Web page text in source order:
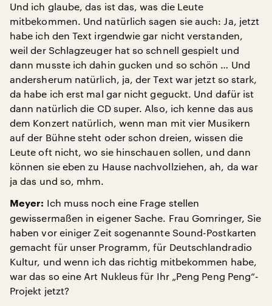
Und ich glaube, das ist das, was die Leute
mitbekommen. Und natürlich sagen sie auch: Ja, jetzt
habe ich den Text irgendwie gar nicht verstanden,
weil der Schlagzeuger hat so schnell gespielt und
dann musste ich dahin gucken und so schön … Und
andersherum natürlich, ja, der Text war jetzt so stark,
da habe ich erst mal gar nicht geguckt. Und dafür ist
dann natürlich die CD super. Also, ich kenne das aus
dem Konzert natürlich, wenn man mit vier Musikern
auf der Bühne steht oder schon dreien, wissen die
Leute oft nicht, wo sie hinschauen sollen, und dann
können sie eben zu Hause nachvollziehen, ah, da war
ja das und so, mhm.
Meyer: Ich muss noch eine Frage stellen
gewissermaßen in eigener Sache. Frau Gomringer, Sie
haben vor einiger Zeit sogenannte Sound-Postkarten
gemacht für unser Programm, für Deutschlandradio
Kultur, und wenn ich das richtig mitbekommen habe,
war das so eine Art Nukleus für Ihr „Peng Peng Peng“-
Projekt jetzt?